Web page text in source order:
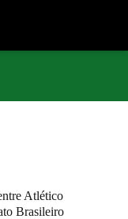
Atlético
Brasileiro